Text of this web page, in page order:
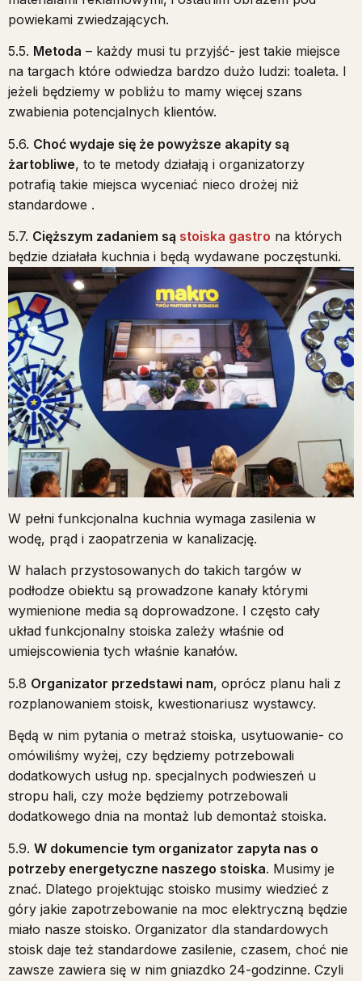
powiekami zwiedzających.
5.5. Metoda – każdy musi tu przyjść- jest takie miejsce
na targach które odwiedza bardzo dużo ludzi: toaleta. I
jeżeli będziemy w pobliżu to mamy więcej szans
zwabienia potencjalnych klientów.
5.6. Choć wydaje się że powyższe akapity są
żartobliwe, to te metody działają i organizatorzy
potrafią takie miejsca wyceniać nieco drożej niż
standardowe .
5.7. Cięższym zadaniem są stoiska gastro na których
będzie działała kuchnia i będą wydawane poczęstunki.
W pełni funkcjonalna kuchnia wymaga zasilenia w
wodę, prąd i zaopatrzenia w kanalizację.
W halach przystosowanych do takich targów w
podłodze obiektu są prowadzone kanały którymi
wymienione media są doprowadzone. I często cały
układ funkcjonalny stoiska zależy właśnie od
umiejscowienia tych właśnie kanałów.
5.8 Organizator przedstawi nam, oprócz planu hali z
rozplanowaniem stoisk, kwestionariusz wystawcy.
Będą w nim pytania o metraż stoiska, usytuowanie- co
omówiliśmy wyżej, czy będziemy potrzebowali
dodatkowych usług np. specjalnych podwieszeń u
stropu hali, czy może będziemy potrzebowali
dodatkowego dnia na montaż lub demontaż stoiska.
5.9. W dokumencie tym organizator zapyta nas o
potrzeby energetyczne naszego stoiska. Musimy je
znać. Dlatego projektując stoisko musimy wiedzieć z
góry jakie zapotrzebowanie na moc elektryczną będzie
miało nasze stoisko. Organizator dla standardowych
stoisk daje też standardowe zasilenie, czasem, choć nie
zawsze zawiera się w nim gniazdko 24-godzinne. Czyli